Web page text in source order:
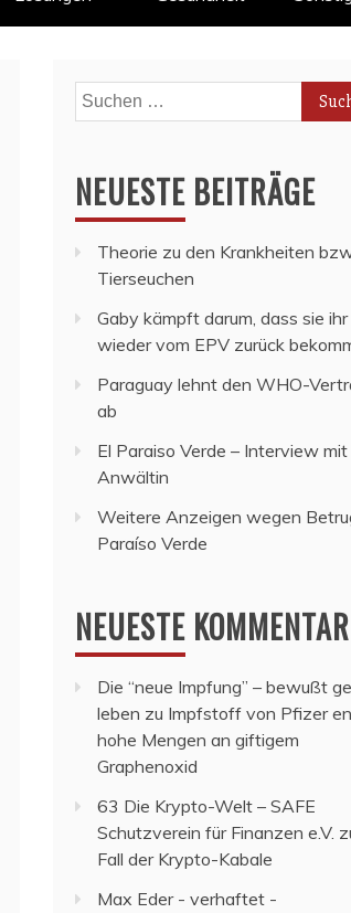
Suchen
nach:
NEUESTE BEITRÄGE
Theorie zu den Krankheiten
Tierseuchen
Gaby kämpft darum, dass sie ihr
wieder vom EPV zurück
Paraguay lehnt den WHO-
ab
El Paraiso Verde – Interview
Anwältin
Weitere Anzeigen wegen
Paraíso Verde
NEUESTE
Die “neue Impfung” – bewußt
leben zu Impfstoff von Pfizer
hohe Mengen an giftigem
Graphenoxid
63 Die Krypto-Welt – SAFE
Schutzverein für Finanzen e.V.
Fall der Krypto-Kabale
Max Eder - verhaftet -